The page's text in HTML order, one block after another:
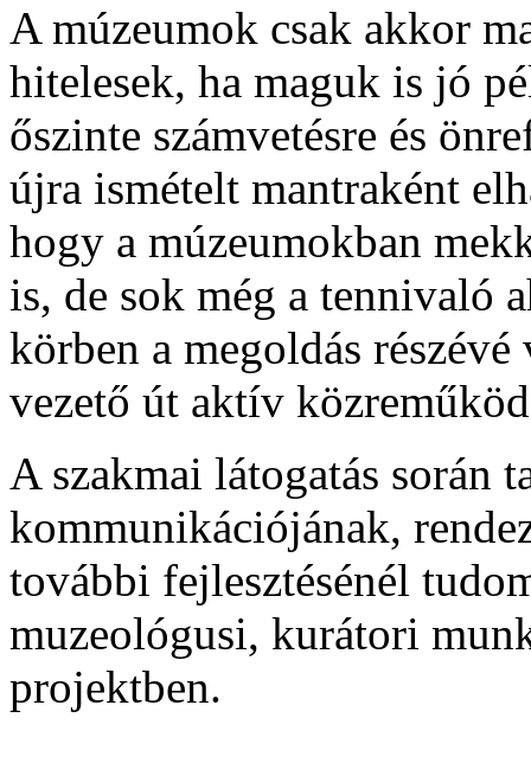
A múzeumok csak akkor
hitelesek, ha maguk is jó
őszinte számvetésre és
újra ismételt mantraként
hogy a múzeumokban
is, de sok még a tennivaló
körben a megoldás
vezető út aktív
A szakmai látogatás során
kommunikációjának,
további fejlesztésénél
muzeológusi, kurátori
projektben.